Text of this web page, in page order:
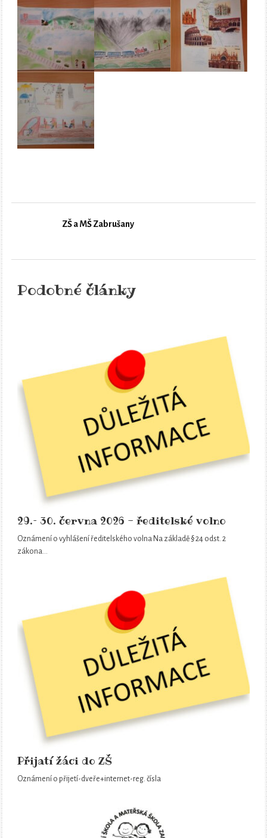
ZŠ a MŠ Zabrušany
Podobné články
29.– 30. června 2026 - ředitelské volno
Oznámení o vyhlášení ředitelského volna Na základě § 24 odst. 2
zákona…
Přijatí žáci do ZŠ
Oznámení o přijetí-dveře+internet-reg. čísla